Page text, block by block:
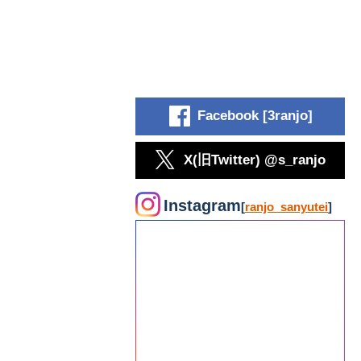
Facebook [3ranjo]
X(旧Twitter) @s_ranjo
Instagram[ranjo_sanyutei]